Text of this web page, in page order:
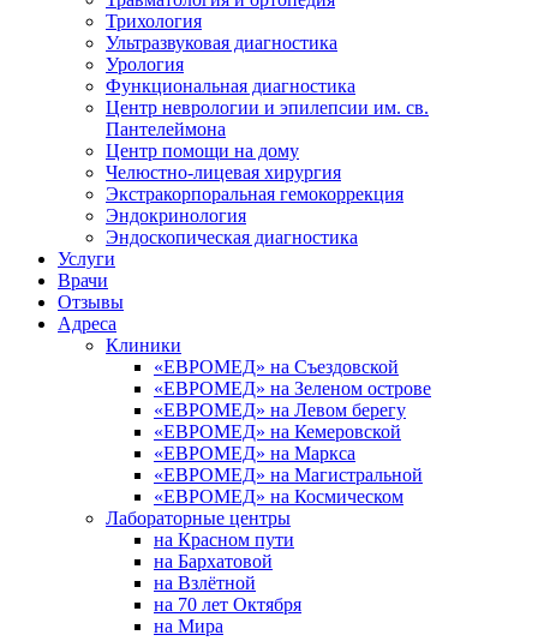
Трихология
Ультразвуковая диагностика
Урология
Функциональная диагностика
Центр неврологии и эпилепсии им. св.
Пантелеймона
Центр помощи на дому
Челюстно-лицевая хирургия
Экстракорпоральная гемокоррекция
Эндокринология
Эндоскопическая диагностика
Услуги
Врачи
Отзывы
Адреса
Клиники
«ЕВРОМЕД» на Съездовской
«ЕВРОМЕД» на Зеленом острове
«ЕВРОМЕД» на Левом берегу
«ЕВРОМЕД» на Кемеровской
«ЕВРОМЕД» на Маркса
«ЕВРОМЕД» на Магистральной
«ЕВРОМЕД» на Космическом
Лабораторные центры
на Красном пути
на Бархатовой
на Взлётной
на 70 лет Октября
на Мира